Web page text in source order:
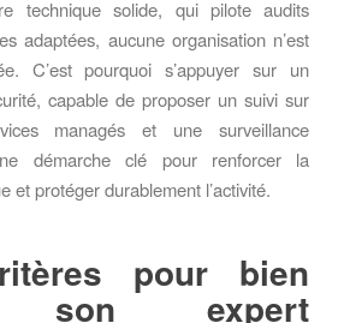
technique solide, qui pilote audits
adaptées, aucune organisation n’est
C’est pourquoi s’appuyer sur un
capable de proposer un suivi sur
managés et une surveillance
démarche clé pour renforcer la
et protéger durablement l’activité.
pour bien
son expert